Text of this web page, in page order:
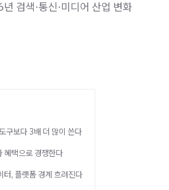
기업교육 문의하기
검색·통신·미디어 산업 변화
구보다 3배 더 많이 쓴다
혜택으로 경쟁한다
터, 플랫폼 경계 흐려진다